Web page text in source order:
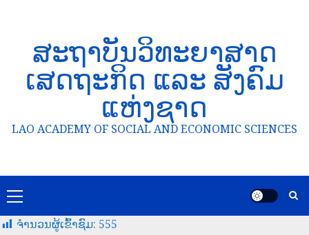
ສະຖາບັນວິທະຍາສາດ
ເສດຖະກິດ ແລະ ສັງຄົມ
ແຫ່ງຊາດ
LAO ACADEMY OF SOCIAL AND ECONOMIC SCIENCES
ຈໍານວນຜູ້ເຂົ້າຊົມ: 555